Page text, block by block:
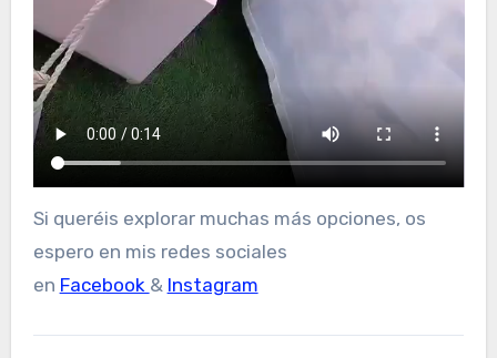
Si queréis explorar muchas más opciones, os
espero en mis redes sociales
en Facebook & Instagram